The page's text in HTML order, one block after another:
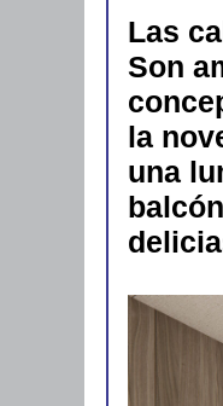
Las
Son
la
una